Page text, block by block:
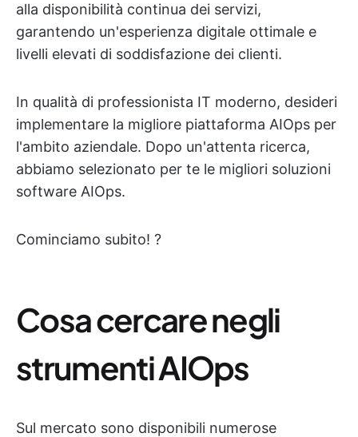
alla disponibilità continua dei servizi,
garantendo un'esperienza digitale ottimale e
livelli elevati di soddisfazione dei clienti.
In qualità di professionista IT moderno, desideri
implementare la migliore piattaforma AIOps per
l'ambito aziendale. Dopo un'attenta ricerca,
abbiamo selezionato per te le migliori soluzioni
software AIOps.
Cominciamo subito! ?
Cosa cercare negli
strumenti AIOps
Sul mercato sono disponibili numerose